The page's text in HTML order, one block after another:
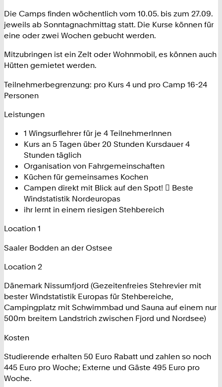
Die Camps finden wöchentlich vom 10.05. bis zum 27.09.
jeweils ab Sonntagnachmittag statt. Die Kurse können für
eine oder zwei Wochen gebucht werden.
Mitzubringen ist ein Zelt oder Wohnmobil, es können auch
Hütten gemietet werden.
Teilnehmerbegrenzung: pro Kurs 4 und pro Camp 16-24
Personen
Leistungen
1 Wingsurflehrer für je 4 TeilnehmerInnen
Kurs an 5 Tagen über 20 Stunden Kursdauer 4
Stunden täglich
Organisation von Fahrgemeinschaften
Küchen für gemeinsames Kochen
Campen direkt mit Blick auf den Spot!  Beste
Windstatistik Nordeuropas
ihr lernt in einem riesigen Stehbereich
Location 1
Saaler Bodden an der Ostsee
Location 2
Dänemark Nissumfjord (Gezeitenfreies Stehrevier mit
bester Windstatistik Europas für Stehbereiche,
Campingplatz mit Schwimmbad und Sauna auf einem nur
500m breitem Landstrich zwischen Fjord und Nordsee)
Kosten
Studierende erhalten 50 Euro Rabatt und zahlen so noch
445 Euro pro Woche; Externe und Gäste 495 Euro pro
Woche.